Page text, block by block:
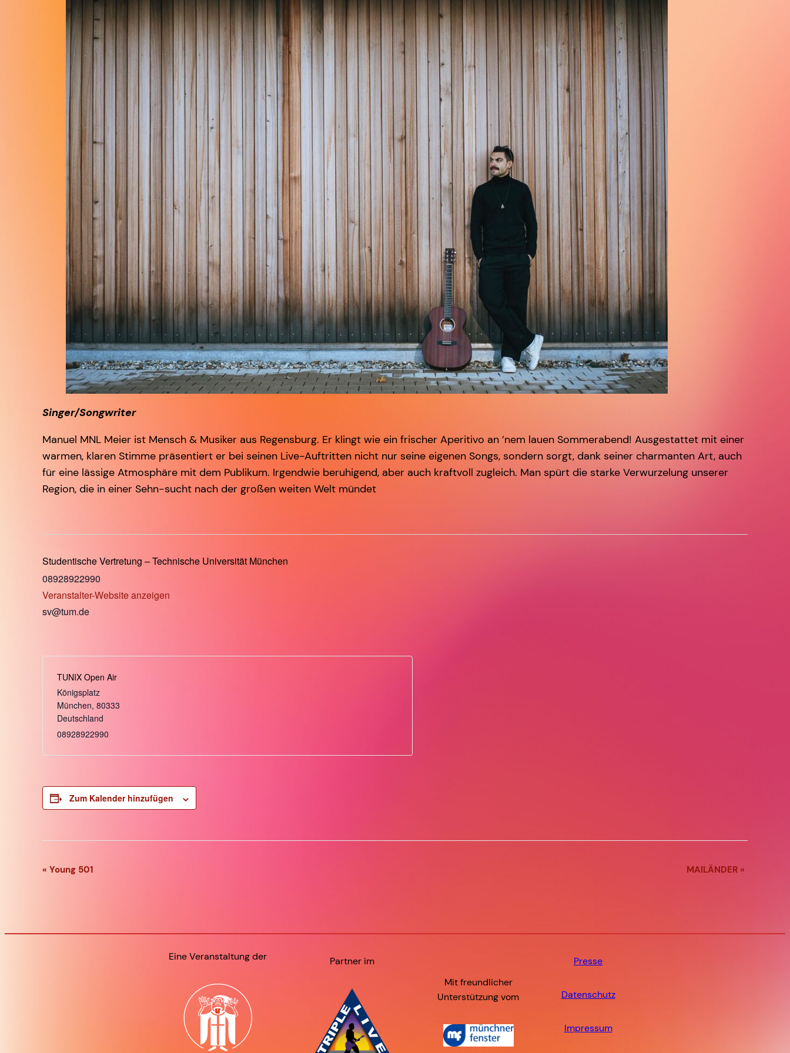
Singer/Songwriter
Manuel MNL Meier ist Mensch & Musiker aus Regensburg. Er klingt wie ein frischer Aperitivo an ’nem lauen Sommerabend! Ausgestattet mit einer
warmen, klaren Stimme präsentiert er bei seinen Live-Auftritten nicht nur seine eigenen Songs, sondern sorgt, dank seiner charmanten Art, auch
für eine lässige Atmosphäre mit dem Publikum. Irgendwie beruhigend, aber auch kraftvoll zugleich. Man spürt die starke Verwurzelung unserer
Region, die in einer Sehn-sucht nach der großen weiten Welt mündet
Studentische Vertretung – Technische Universität München
08928922990
Veranstalter-Website anzeigen
sv@tum.de
TUNIX Open Air
Königsplatz
München, 80333
Deutschland
08928922990
Zum Kalender hinzufügen
Veranstaltung-
« Young 501 MAILÄNDER »
Eine Veranstaltung der
Partner im
Mit freundlicher
Unterstützung vom
Presse
Datenschutz
Impressum